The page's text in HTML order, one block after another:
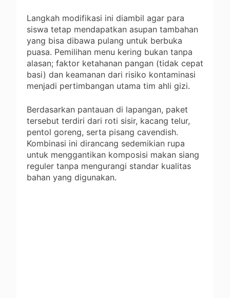
Langkah modifikasi ini diambil agar para
siswa tetap mendapatkan asupan tambahan
yang bisa dibawa pulang untuk berbuka
puasa. Pemilihan menu kering bukan tanpa
alasan; faktor ketahanan pangan (tidak cepat
basi) dan keamanan dari risiko kontaminasi
menjadi pertimbangan utama tim ahli gizi.
Berdasarkan pantauan di lapangan, paket
tersebut terdiri dari roti sisir, kacang telur,
pentol goreng, serta pisang cavendish.
Kombinasi ini dirancang sedemikian rupa
untuk menggantikan komposisi makan siang
reguler tanpa mengurangi standar kualitas
bahan yang digunakan.